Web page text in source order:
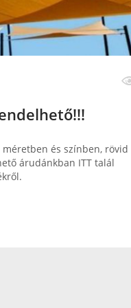
és színben, rövid
árudánkban ITT talál